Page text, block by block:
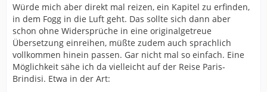
Würde mich aber direkt mal reizen, ein Kapitel zu erfinden,
in dem Fogg in die Luft geht. Das sollte sich dann aber
schon ohne Widersprüche in eine originalgetreue
Übersetzung einreihen, müßte zudem auch sprachlich
vollkommen hinein passen. Gar nicht mal so einfach. Eine
Möglichkeit sähe ich da vielleicht auf der Reise Paris-
Brindisi. Etwa in der Art: